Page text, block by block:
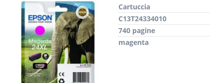
Cartuccia
C13T24334010
740 pagine
magenta